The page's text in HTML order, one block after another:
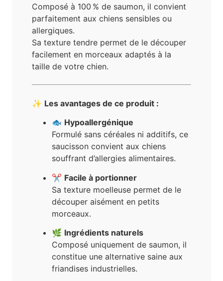
Composé à 100 % de saumon, il convient
parfaitement aux chiens sensibles ou
allergiques.
Sa texture tendre permet de le découper
facilement en morceaux adaptés à la
taille de votre chien.
✨ Les avantages de ce produit :
🐟 Hypoallergénique
Formulé sans céréales ni additifs, ce
saucisson convient aux chiens
souffrant d’allergies alimentaires.
✂️ Facile à portionner
Sa texture moelleuse permet de le
découper aisément en petits
morceaux.
🌿 Ingrédients naturels
Composé uniquement de saumon, il
constitue une alternative saine aux
friandises industrielles.